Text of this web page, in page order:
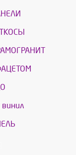
винил